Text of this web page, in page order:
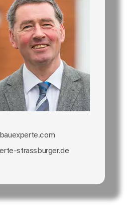
strassburger.de